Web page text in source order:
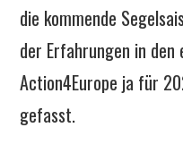
die kommende
der Erfahrungen in
Action4Europe ja für
gefasst.